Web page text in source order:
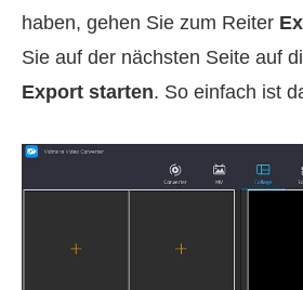
haben, gehen Sie zum Reiter
Sie auf der nächsten Seite auf
Export starten. So einfach ist